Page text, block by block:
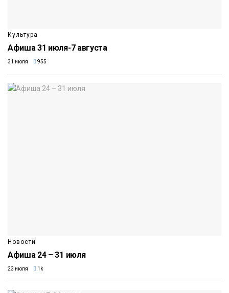
Культура
Афиша 31 июля-7 августа
31 июля 955
Новости
Афиша 24 – 31 июля
23 июля 1k